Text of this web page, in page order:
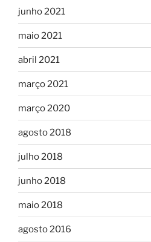
junho 2021
maio 2021
abril 2021
março 2021
março 2020
agosto 2018
julho 2018
junho 2018
maio 2018
agosto 2016